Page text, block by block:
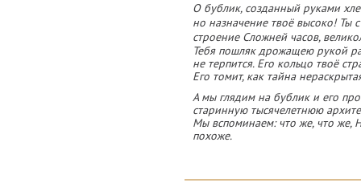
О бублик, созданный руками
но назначение твоё высоко! Ты
строение Сложней часов,
Тебя пошляк дрожащею рукой
не терпится. Его кольцо твоё
Его томит, как тайна
А мы глядим на бублик и его
старинную тысячелетнюю
Мы вспоминаем: что же, что же,
похоже.